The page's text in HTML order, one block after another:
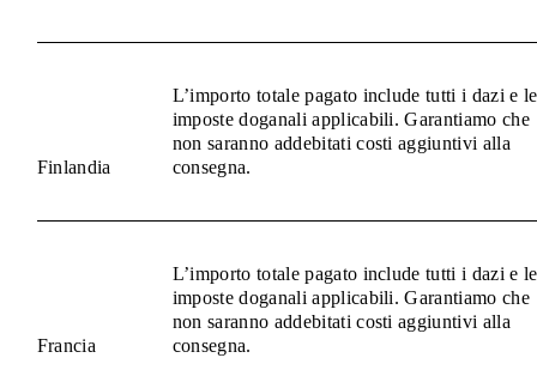
Finlandia
L’importo totale pagato include tutti i dazi e le
imposte doganali applicabili. Garantiamo che
non saranno addebitati costi aggiuntivi alla
consegna.
Francia
L’importo totale pagato include tutti i dazi e le
imposte doganali applicabili. Garantiamo che
non saranno addebitati costi aggiuntivi alla
consegna.